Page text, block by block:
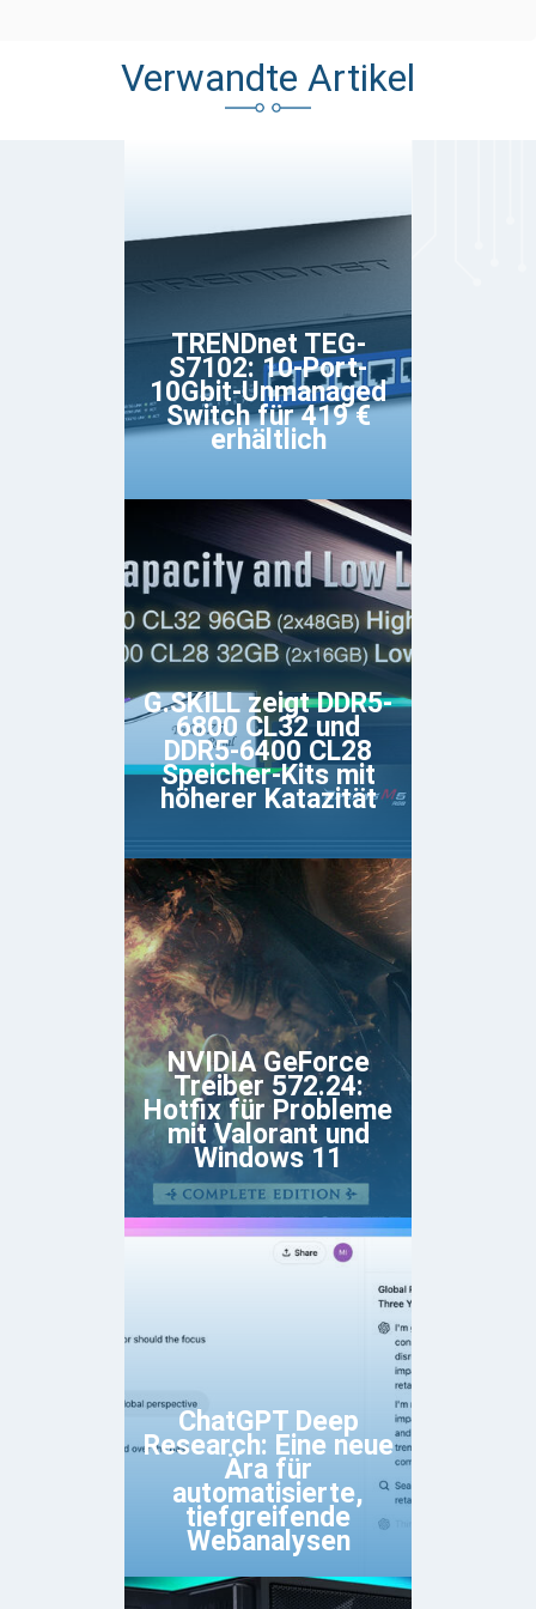
Verwandte Artikel
TRENDnet TEG-
S7102: 10-Port-
10Gbit-Unmanaged
Switch für 419 €
erhältlich
G.SKILL zeigt DDR5-
6800 CL32 und
DDR5-6400 CL28
Speicher-Kits mit
höherer Katazität
NVIDIA GeForce
Treiber 572.24:
Hotfix für Probleme
mit Valorant und
Windows 11
ChatGPT Deep
Research: Eine neue
Ära für
automatisierte,
tiefgreifende
Webanalysen